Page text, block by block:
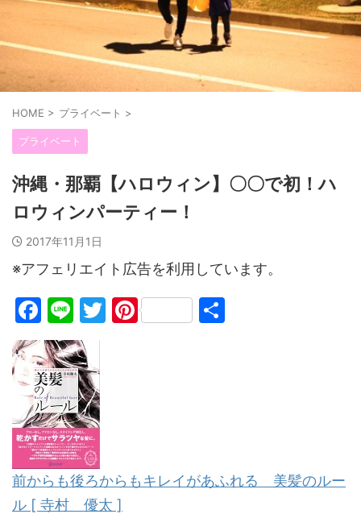
HOME > プライベート >
プライベート
沖縄・那覇【ハロウィン】〇〇で初！ハ
ロウィンパーティー！
2017年11月1日
※アフェリエイト広告を利用しています。
F
a
c
e
b
o
o
k
Li
n
e
T Pi
前からも後ろからもキレイがあふれる 美髪のルー
ル [ 寺村 優太 ]